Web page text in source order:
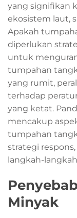
yang signifikan
ekosistem laut,
Apakah
diperlukan
untuk
tumpahan
yang rumit,
terhadap
yang ketat.
mencakup
tumpahan
strategi
langkah-
Minyak